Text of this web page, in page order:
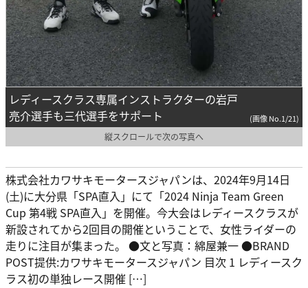
レディースクラス専属インストラクターの岩戸
亮介選手も三代選手をサポート
(画像 No.1/21)
縦スクロールで次の写真へ
株式会社カワサキモータースジャパンは、2024年9月14日
(土)に大分県「SPA直入」にて「2024 Ninja Team Green
Cup 第4戦 SPA直入」を開催。今大会はレディースクラスが
新設されてから2回目の開催ということで、女性ライダーの
走りに注目が集まった。 ●文と写真：綿屋兼一 ●BRAND
POST提供:カワサキモータースジャパン 目次 1 レディースク
ラス初の単独レース開催 […]